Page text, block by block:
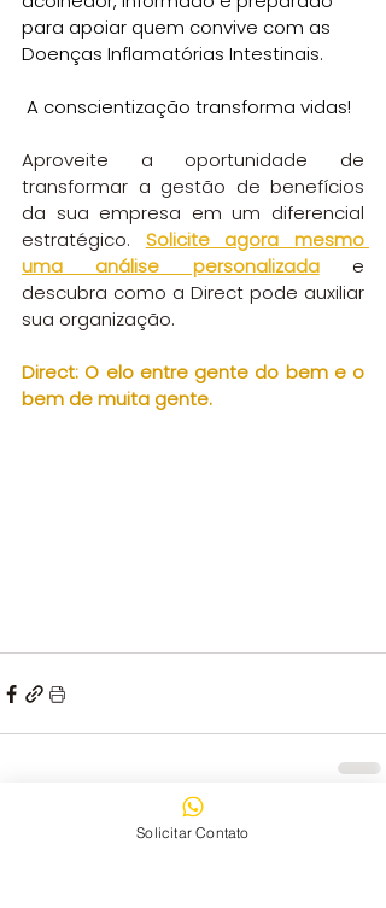
para apoiar quem convive com as
Doenças Inflamatórias Intestinais.
A conscientização transforma vidas!
Aproveite a oportunidade de
transformar a gestão de benefícios
da sua empresa em um diferencial
estratégico. Solicite agora mesmo
uma análise personalizada e
descubra como a Direct pode auxiliar
sua organização.
Direct: O elo entre gente do bem e o
bem de muita gente.
Posts recentesSolicitar Contato